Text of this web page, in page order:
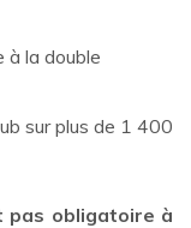
à la double
sur plus de 1 400
pas obligatoire à